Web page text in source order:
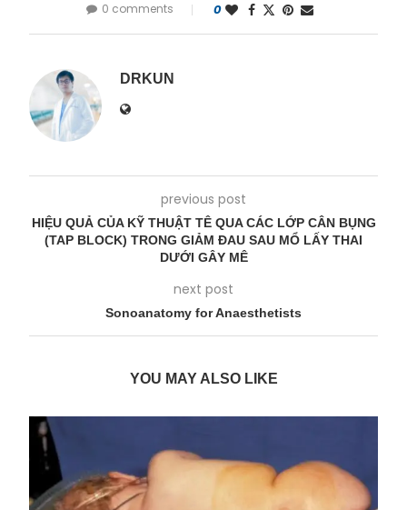
0 comments 0
DRKUN
previous post
HIỆU QUẢ CỦA KỸ THUẬT TÊ QUA CÁC LỚP CÂN BỤNG
(TAP BLOCK) TRONG GIẢM ĐAU SAU MỔ LẤY THAI
DƯỚI GÂY MÊ
next post
Sonoanatomy for Anaesthetists
YOU MAY ALSO LIKE